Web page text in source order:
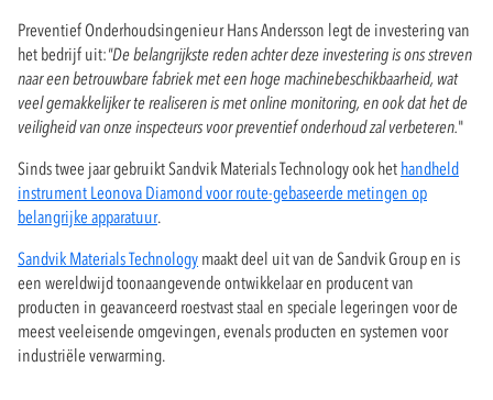
Preventief Onderhoudsingenieur Hans Andersson legt de investering van
het bedrijf uit:"De belangrijkste reden achter deze investering is ons streven
naar een betrouwbare fabriek met een hoge machinebeschikbaarheid, wat
veel gemakkelijker te realiseren is met online monitoring, en ook dat het de
veiligheid van onze inspecteurs voor preventief onderhoud zal verbeteren."
Sinds twee jaar gebruikt Sandvik Materials Technology ook het handheld
instrument Leonova Diamond voor route-gebaseerde metingen op
belangrijke apparatuur.
Sandvik Materials Technology maakt deel uit van de Sandvik Group en is
een wereldwijd toonaangevende ontwikkelaar en producent van
producten in geavanceerd roestvast staal en speciale legeringen voor de
meest veeleisende omgevingen, evenals producten en systemen voor
industriële verwarming.